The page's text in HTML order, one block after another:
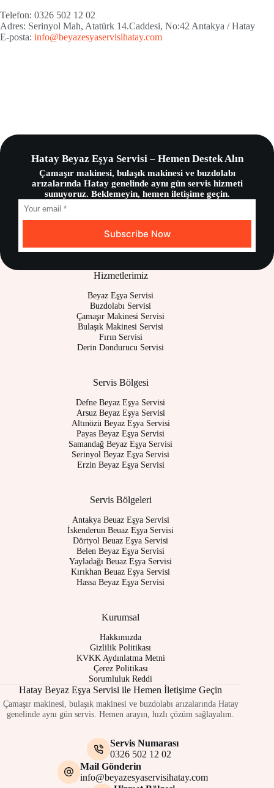
Telefon: 0326 502 12 02
Adres: Serinyol Mah, Atatürk 14.Caddesi, No:42 Antakya / Hatay
E-posta: info@beyazesyaservisihatay.com
Hatay Beyaz Eşya Servisi – Hemen Destek Alın
Çamaşır makinesi, bulaşık makinesi ve buzdolabı
arızalarında Hatay genelinde aynı gün servis hizmeti
sunuyoruz. Beklemeyin, hemen iletişime geçin.
Subscribe Now
Hizmetlerimiz
Beyaz Eşya Servisi
Buzdolabı Servisi
Çamaşır Makinesi Servisi
Bulaşık Makinesi Servisi
Fırın Servisi
Derin Dondurucu Servisi
Servis Bölgesi
Defne Beyaz Eşya Servisi
Arsuz Beyaz Eşya Servisi
Altınözü Beyaz Eşya Servisi
Payas Beyaz Eşya Servisi
Samandağ Beyaz Eşya Servisi
Serinyol Beyaz Eşya Servisi
Erzin Beyaz Eşya Servisi
Servis Bölgeleri
Antakya Beuaz Eşya Servisi
İskenderun Beuaz Eşya Servisi
Dörtyol Beuaz Eşya Servisi
Belen Beyaz Eşya Servisi
Yayladağı Beuaz Eşya Servisi
Kırıkhan Beuaz Eşya Servisi
Hassa Beyaz Eşya Servisi
Kurumsal
Hakkımızda
Gizlilik Politikası
KVKK Aydınlatma Metni
Çerez Politikası
Sorumluluk Reddi
Hatay Beyaz Eşya Servisi ile Hemen İletişime Geçin
Çamaşır makinesi, bulaşık makinesi ve buzdolabı arızalarında Hatay
genelinde aynı gün servis. Hemen arayın, hızlı çözüm sağlayalım.
Servis Numarası
0326 502 12 02
Mail Gönderin
info@beyazesyaservisihatay.com